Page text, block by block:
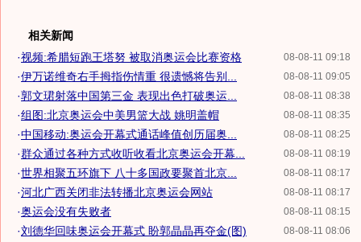
相关新闻
08-08-11 09:18
·视频:希腊短跑王塔努 被取消奥运会比赛资格
08-08-11 09:05
·伊万诺维奇右手拇指伤情重 很遗憾将告别...
08-08-11 08:38
·郭文珺射落中国第三金 表现出色打破奥运...
08-08-11 08:35
·组图:北京奥运会中美男篮大战 姚明盖帽
08-08-11 08:25
·中国移动:奥运会开幕式通话峰值创历届奥...
08-08-11 08:19
·群众通过各种方式收听收看北京奥运会开幕...
08-08-11 08:17
·世界相聚五环旗下 八十多国政要聚首北京...
08-08-11 08:17
·河北广西关闭非法转播北京奥运会网站
08-08-11 08:15
·奥运会没有失败者
08-08-11 08:06
·刘德华回味奥运会开幕式 盼郭晶晶再夺金(图)